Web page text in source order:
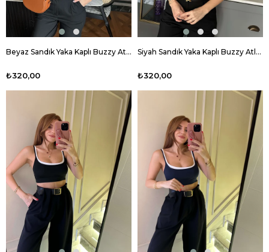
Beyaz Sandık Yaka Kaplı Buzzy Atlet
₺320,00
Siyah Sandık Yaka Kaplı Buzzy Atlet
₺320,00